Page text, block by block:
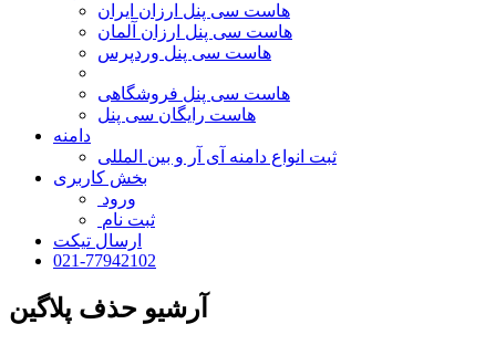
هاست سی پنل ارزان ایران
هاست سی پنل ارزان آلمان
هاست سی پنل وردپرس
هاست سی پنل فروشگاهی
هاست رایگان سی پنل
دامنه
ثبت انواع دامنه آی آر و بین المللی
بخش کاربری
ورود
ثبت نام
ارسال تیکت
021-77942102
آرشیو حذف پلاگین